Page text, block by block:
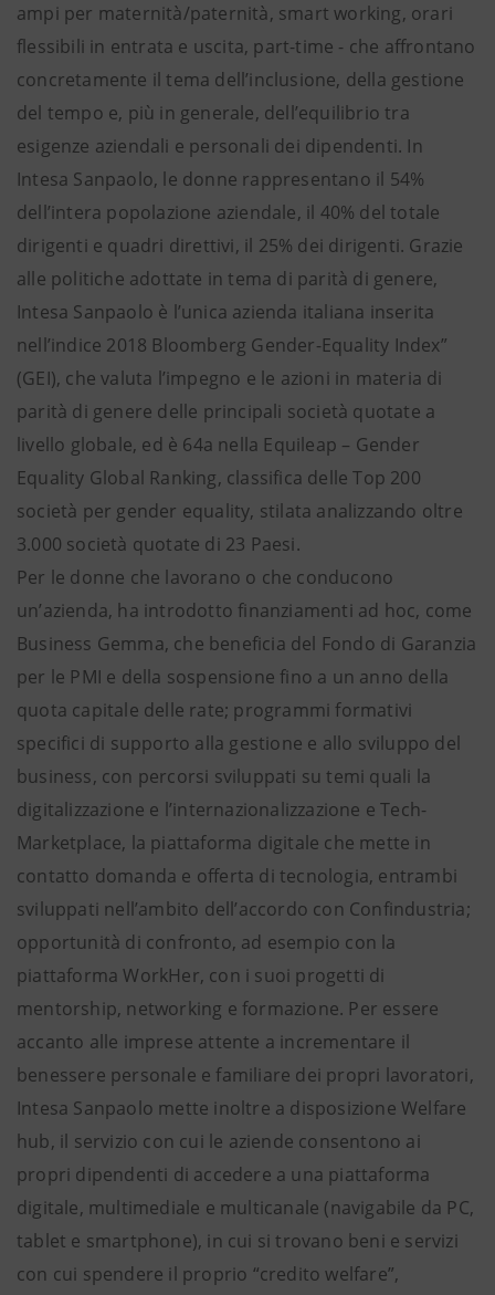
ampi per maternità/paternità, smart working, orari
flessibili in entrata e uscita, part-time - che affrontano
concretamente il tema dell’inclusione, della gestione
del tempo e, più in generale, dell’equilibrio tra
esigenze aziendali e personali dei dipendenti. In
Intesa Sanpaolo, le donne rappresentano il 54%
dell’intera popolazione aziendale, il 40% del totale
dirigenti e quadri direttivi, il 25% dei dirigenti. Grazie
alle politiche adottate in tema di parità di genere,
Intesa Sanpaolo è l’unica azienda italiana inserita
nell’indice 2018 Bloomberg Gender-Equality Index”
(GEI), che valuta l’impegno e le azioni in materia di
parità di genere delle principali società quotate a
livello globale, ed è 64a nella Equileap – Gender
Equality Global Ranking, classifica delle Top 200
società per gender equality, stilata analizzando oltre
3.000 società quotate di 23 Paesi.
Per le donne che lavorano o che conducono
un’azienda, ha introdotto finanziamenti ad hoc, come
Business Gemma, che beneficia del Fondo di Garanzia
per le PMI e della sospensione fino a un anno della
quota capitale delle rate; programmi formativi
specifici di supporto alla gestione e allo sviluppo del
business, con percorsi sviluppati su temi quali la
digitalizzazione e l’internazionalizzazione e Tech-
Marketplace, la piattaforma digitale che mette in
contatto domanda e offerta di tecnologia, entrambi
sviluppati nell’ambito dell’accordo con Confindustria;
opportunità di confronto, ad esempio con la
piattaforma WorkHer, con i suoi progetti di
mentorship, networking e formazione. Per essere
accanto alle imprese attente a incrementare il
benessere personale e familiare dei propri lavoratori,
Intesa Sanpaolo mette inoltre a disposizione Welfare
hub, il servizio con cui le aziende consentono ai
propri dipendenti di accedere a una piattaforma
digitale, multimediale e multicanale (navigabile da PC,
tablet e smartphone), in cui si trovano beni e servizi
con cui spendere il proprio “credito welfare”,